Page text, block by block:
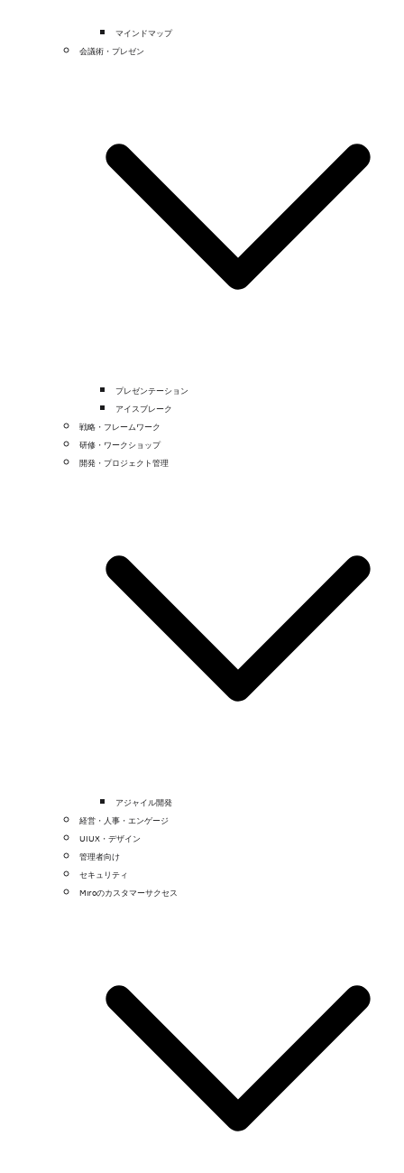
マインドマップ
会議術・プレゼン
プレゼンテーション
アイスブレーク
戦略・フレームワーク
研修・ワークショップ
開発・プロジェクト管理
アジャイル開発
経営・人事・エンゲージ
UIUX・デザイン
管理者向け
セキュリティ
Miroのカスタマーサクセス